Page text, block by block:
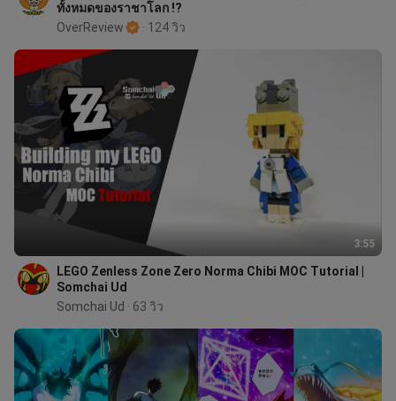
ทั้งหมดของราชาโลก !?
OverReview
· 124 วิว
3:55
LEGO Zenless Zone Zero Norma Chibi MOC Tutorial |
Somchai Ud
Somchai Ud · 63 วิว